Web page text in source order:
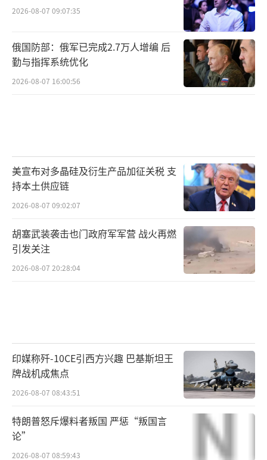
2026-08-07 09:07:35
俄国防部：俄军已完成2.7万人增编 后
勤与指挥系统优化
2026-08-07 16:00:56
美宣布对多晶硅及衍生产品加征关税 支
持本土供应链
2026-08-07 09:02:07
胡塞武装袭击也门政府军军营 战火再燃
引发关注
2026-08-07 20:28:04
印媒称歼-10CE引西方兴趣 巴基斯坦王
牌战机成焦点
2026-08-07 08:43:51
特朗普怒斥爆料者叛国 严惩“叛国言
论”
2026-08-07 08:59:43